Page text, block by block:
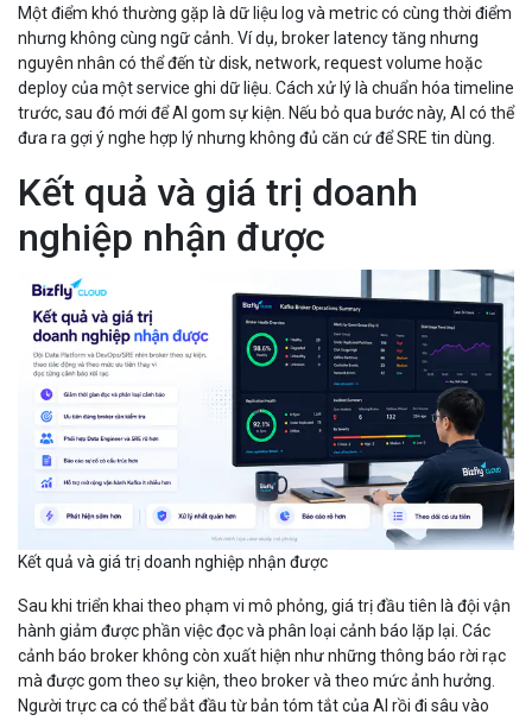
Một điểm khó thường gặp là dữ liệu log và metric có cùng thời điểm
nhưng không cùng ngữ cảnh. Ví dụ, broker latency tăng nhưng
nguyên nhân có thể đến từ disk, network, request volume hoặc
deploy của một service ghi dữ liệu. Cách xử lý là chuẩn hóa timeline
trước, sau đó mới để AI gom sự kiện. Nếu bỏ qua bước này, AI có thể
đưa ra gợi ý nghe hợp lý nhưng không đủ căn cứ để SRE tin dùng.
Kết quả và giá trị doanh
nghiệp nhận được
Kết quả và giá trị doanh nghiệp nhận được
Sau khi triển khai theo phạm vi mô phỏng, giá trị đầu tiên là đội vận
hành giảm được phần việc đọc và phân loại cảnh báo lặp lại. Các
cảnh báo broker không còn xuất hiện như những thông báo rời rạc
mà được gom theo sự kiện, theo broker và theo mức ảnh hưởng.
Người trực ca có thể bắt đầu từ bản tóm tắt của AI rồi đi sâu vào